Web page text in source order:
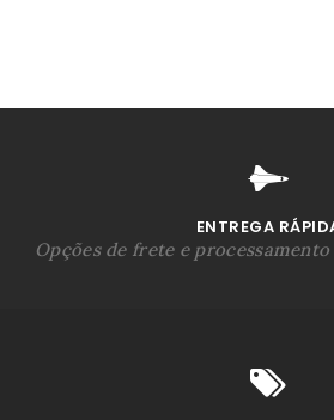
ENTREGA
Opções de frete e